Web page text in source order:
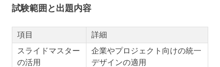
試験範囲と出題内容
項目
詳細
スライドマスター
の活用
企業やプロジェクト向けの統一
デザインの適用